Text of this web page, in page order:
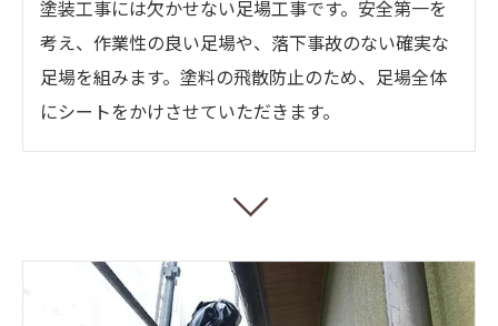
塗装工事には欠かせない足場工事です。安全第一を
考え、作業性の良い足場や、落下事故のない確実な
足場を組みます。塗料の飛散防止のため、足場全体
にシートをかけさせていただきます。